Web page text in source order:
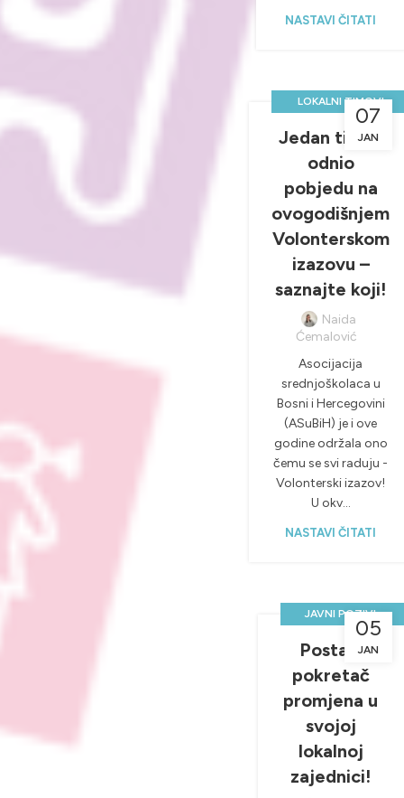
NASTAVI ČITATI
07
JAN
LOKALNI TIMOVI,
NOVOSTI & PROJEKTI
Jedan tim je
odnio
pobjedu na
ovogodišnjem
Volonterskom
izazovu –
saznajte koji!
Naida
Ćemalović
Asocijacija
srednjoškolaca u
Bosni i Hercegovini
(ASuBiH) je i ove
godine održala ono
čemu se svi raduju -
Volonterski izazov!
U okv...
NASTAVI ČITATI
05
JAN
JAVNI POZIVI,
LOKALNI TIMOVI
NOVOSTI &
PROJEKTI
Postani
pokretač
promjena u
svojoj
lokalnoj
zajednici!